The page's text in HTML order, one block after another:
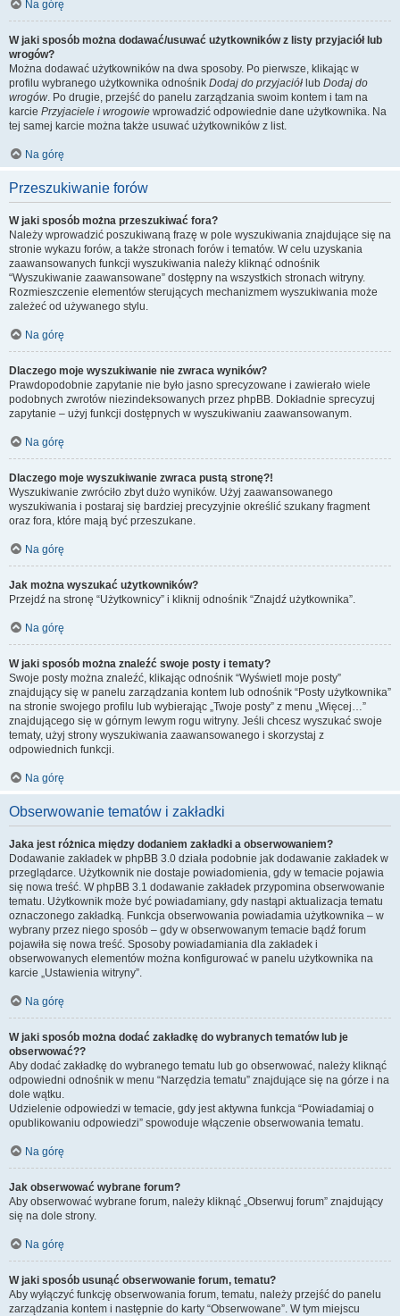
Na górę
W jaki sposób można dodawać/usuwać użytkowników z listy przyjaciół lub
wrogów?
Można dodawać użytkowników na dwa sposoby. Po pierwsze, klikając w
profilu wybranego użytkownika odnośnik Dodaj do przyjaciół lub Dodaj do
wrogów. Po drugie, przejść do panelu zarządzania swoim kontem i tam na
karcie Przyjaciele i wrogowie wprowadzić odpowiednie dane użytkownika. Na
tej samej karcie można także usuwać użytkowników z list.
Na górę
Przeszukiwanie forów
W jaki sposób można przeszukiwać fora?
Należy wprowadzić poszukiwaną frazę w pole wyszukiwania znajdujące się na
stronie wykazu forów, a także stronach forów i tematów. W celu uzyskania
zaawansowanych funkcji wyszukiwania należy kliknąć odnośnik
“Wyszukiwanie zaawansowane” dostępny na wszystkich stronach witryny.
Rozmieszczenie elementów sterujących mechanizmem wyszukiwania może
zależeć od używanego stylu.
Na górę
Dlaczego moje wyszukiwanie nie zwraca wyników?
Prawdopodobnie zapytanie nie było jasno sprecyzowane i zawierało wiele
podobnych zwrotów niezindeksowanych przez phpBB. Dokładnie sprecyzuj
zapytanie – użyj funkcji dostępnych w wyszukiwaniu zaawansowanym.
Na górę
Dlaczego moje wyszukiwanie zwraca pustą stronę?!
Wyszukiwanie zwróciło zbyt dużo wyników. Użyj zaawansowanego
wyszukiwania i postaraj się bardziej precyzyjnie określić szukany fragment
oraz fora, które mają być przeszukane.
Na górę
Jak można wyszukać użytkowników?
Przejdź na stronę “Użytkownicy” i kliknij odnośnik “Znajdź użytkownika”.
Na górę
W jaki sposób można znaleźć swoje posty i tematy?
Swoje posty można znaleźć, klikając odnośnik “Wyświetl moje posty”
znajdujący się w panelu zarządzania kontem lub odnośnik “Posty użytkownika”
na stronie swojego profilu lub wybierając „Twoje posty” z menu „Więcej…”
znajdującego się w górnym lewym rogu witryny. Jeśli chcesz wyszukać swoje
tematy, użyj strony wyszukiwania zaawansowanego i skorzystaj z
odpowiednich funkcji.
Na górę
Obserwowanie tematów i zakładki
Jaka jest różnica między dodaniem zakładki a obserwowaniem?
Dodawanie zakładek w phpBB 3.0 działa podobnie jak dodawanie zakładek w
przeglądarce. Użytkownik nie dostaje powiadomienia, gdy w temacie pojawia
się nowa treść. W phpBB 3.1 dodawanie zakładek przypomina obserwowanie
tematu. Użytkownik może być powiadamiany, gdy nastąpi aktualizacja tematu
oznaczonego zakładką. Funkcja obserwowania powiadamia użytkownika – w
wybrany przez niego sposób – gdy w obserwowanym temacie bądź forum
pojawiła się nowa treść. Sposoby powiadamiania dla zakładek i
obserwowanych elementów można konfigurować w panelu użytkownika na
karcie „Ustawienia witryny”.
Na górę
W jaki sposób można dodać zakładkę do wybranych tematów lub je
obserwować??
Aby dodać zakładkę do wybranego tematu lub go obserwować, należy kliknąć
odpowiedni odnośnik w menu “Narzędzia tematu” znajdujące się na górze i na
dole wątku.
Udzielenie odpowiedzi w temacie, gdy jest aktywna funkcja “Powiadamiaj o
opublikowaniu odpowiedzi” spowoduje włączenie obserwowania tematu.
Na górę
Jak obserwować wybrane forum?
Aby obserwować wybrane forum, należy kliknąć „Obserwuj forum” znajdujący
się na dole strony.
Na górę
W jaki sposób usunąć obserwowanie forum, tematu?
Aby wyłączyć funkcję obserwowania forum, tematu, należy przejść do panelu
zarządzania kontem i następnie do karty “Obserwowane”. W tym miejscu